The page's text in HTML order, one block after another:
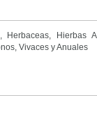
, Herbaceas,
Hierbas
, Vivaces y Anuales